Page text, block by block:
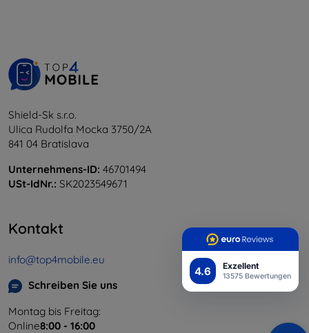
4.6 Exzellent
13575 Bewertungen
Shield-Sk s.r.o.
Ulica Rudolfa Mocka 3750/2A
841 04 Bratislava
Unternehmens-ID: 46701494
USt-IdNr.: SK2023549671
Kontakt
info@top4mobile.eu
Schreiben Sie uns
Montag bis Freitag:
Online8:00 - 16:00